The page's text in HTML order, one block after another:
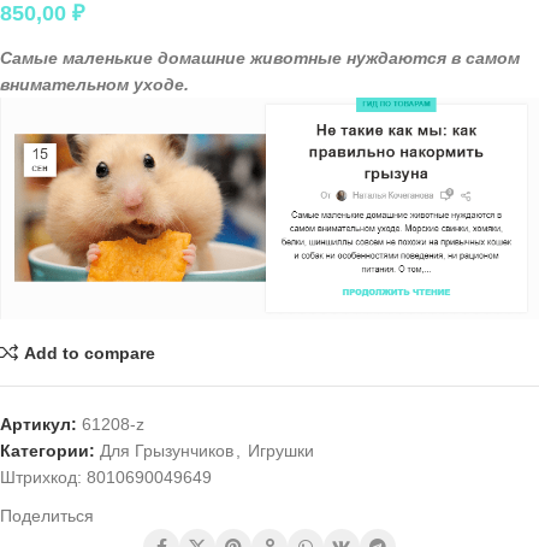
850,00 ₽
Самые маленькие домашние животные нуждаются в самом
внимательном уходе.
Add to compare
Артикул: 61208-z
Категории: Для Грызунчиков, Игрушки
Штрихкод: 8010690049649
Поделиться